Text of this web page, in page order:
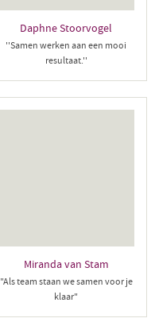
Daphne Stoorvogel
''Samen werken aan een mooi
resultaat.''
Miranda van Stam
"Als team staan we samen voor je
klaar"